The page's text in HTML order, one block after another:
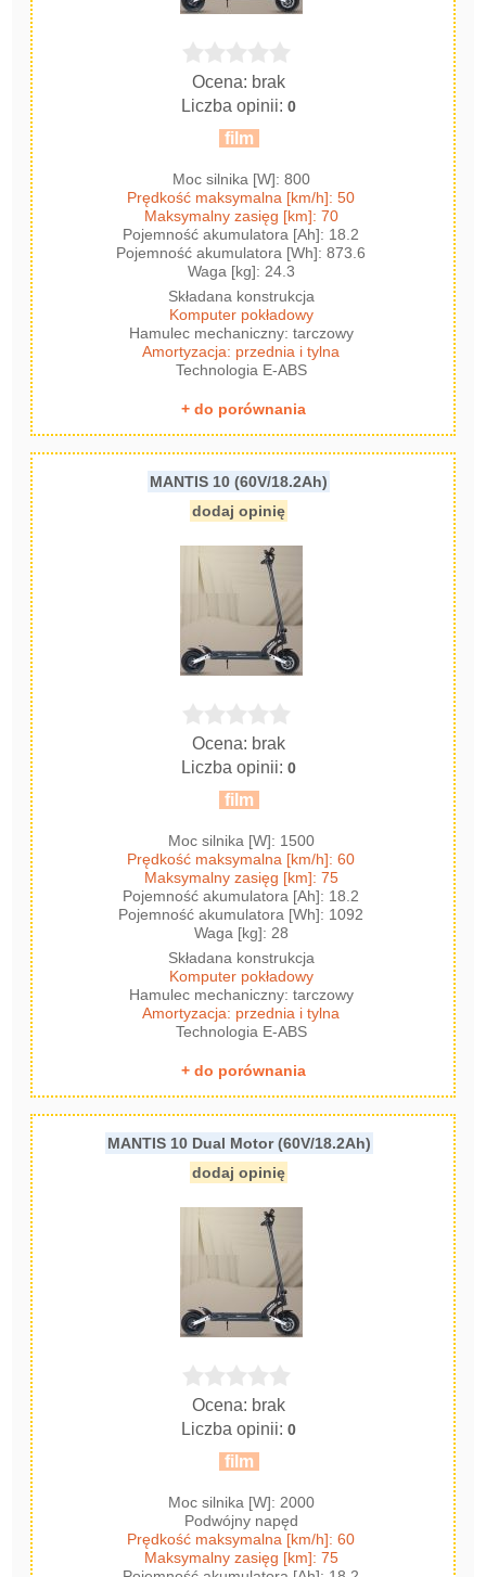
Ocena: brak
Liczba opinii:0
film
Moc silnika [W]: 800
Prędkość maksymalna [km/h]: 50
Maksymalny zasięg [km]: 70
Pojemność akumulatora [Ah]: 18.2
Pojemność akumulatora [Wh]: 873.6
Waga [kg]: 24.3
Składana konstrukcja
Komputer pokładowy
Hamulec mechaniczny: tarczowy
Amortyzacja: przednia i tylna
Technologia E-ABS
+ do porównania
MANTIS 10 (60V/18.2Ah)
dodaj opinię
Ocena: brak
Liczba opinii:0
film
Moc silnika [W]: 1500
Prędkość maksymalna [km/h]: 60
Maksymalny zasięg [km]: 75
Pojemność akumulatora [Ah]: 18.2
Pojemność akumulatora [Wh]: 1092
Waga [kg]: 28
Składana konstrukcja
Komputer pokładowy
Hamulec mechaniczny: tarczowy
Amortyzacja: przednia i tylna
Technologia E-ABS
+ do porównania
MANTIS 10 Dual Motor (60V/18.2Ah)
dodaj opinię
Ocena: brak
Liczba opinii:0
film
Moc silnika [W]: 2000
Podwójny napęd
Prędkość maksymalna [km/h]: 60
Maksymalny zasięg [km]: 75